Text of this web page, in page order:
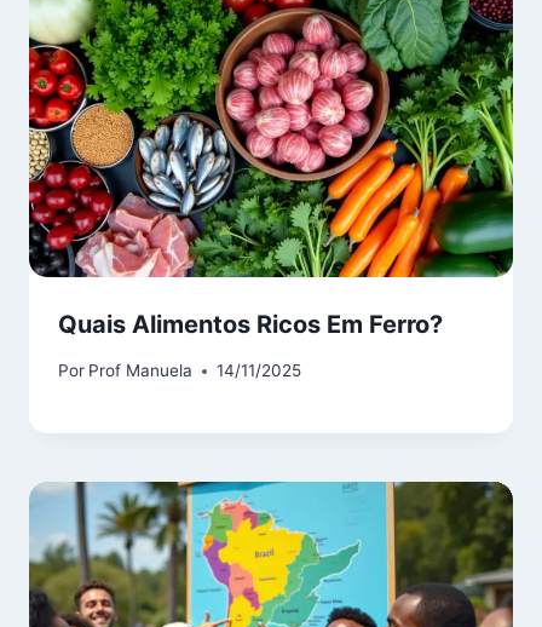
Quais Alimentos Ricos Em Ferro?
Por Prof Manuela 14/11/2025